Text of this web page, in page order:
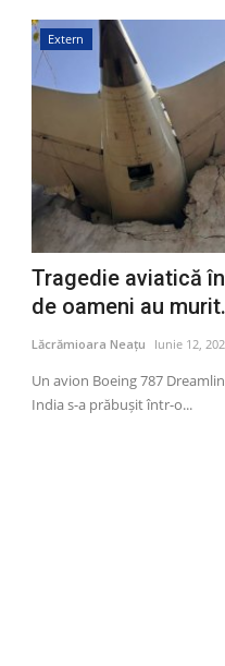
Extern
Tragedie aviatică
de oameni au
Lăcrămioara Neațu Iunie 12,
Un avion Boeing 787
India s-a prăbușit într-o...